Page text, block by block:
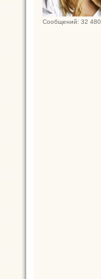
Сообщений: 32 480